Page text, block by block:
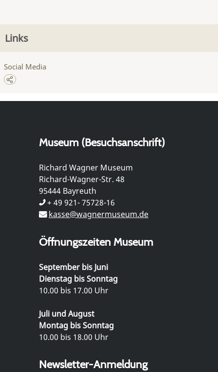
Links
Social Media
Museum (Besuchsanschrift)
Richard Wagner Museum
Richard-Wagner-Str. 48
95444 Bayreuth
+ 49 921- 75728-16
kasse@wagnermuseum.de
Öffnungszeiten Museum
September bis Juni
Dienstag bis Sonntag
10.00 bis 17.00 Uhr
Juli und August
Montag bis Sonntag
10.00 bis 18.00 Uhr
Newsletter-Anmeldung